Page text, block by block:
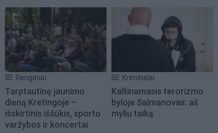
Renginiai
Tarptautinę jaunimo
dieną Kretingoje –
išskirtinis iššūkis, sporto
varžybos ir koncertai
Kriminalai
Kaltinamasis terorizmo
byloje Salmanovas: aš
myliu taiką